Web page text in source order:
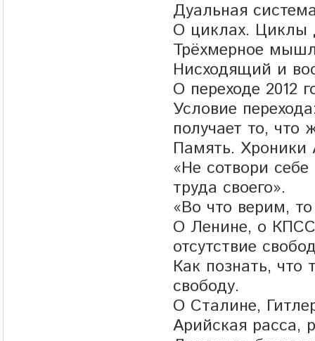
Дуальная
О циклах.
Трёхмерное
Нисходящий и
О переходе 2012
Условие
получает то, что
Память.
«Не сотвори
труда своего».
«Во что верим,
О Ленине, о КПСС
отсутствие
Как познать, что
свободу.
О Сталине,
Арийская расса,